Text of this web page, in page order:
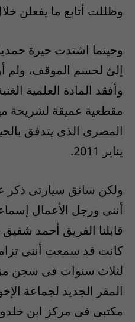
وظللت أتابع ما يفعلن
وحينما اشتدت حيرة
إلىّ لحسم الموقف، ولم
وأفقد المادة العلمية
مقطعية عميقة لشريحة
المصرى الذى يتدفق
يناير 2011.
ولكن سائق سيارتى ذكر
أننى ورجل الأعمال
قابلنا الفريق أحمد
كانت قد سمعت أننى
لثلاث سنوات فى سجن
المقر الجديد لجماعة
مكتبى فى مركز ابن